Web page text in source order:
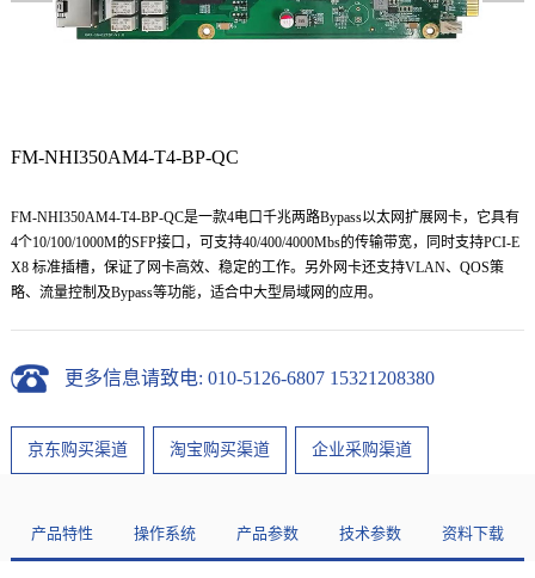
FM-NHI350AM4-T4-BP-QC
FM-NHI350AM4-T4-BP-QC是一款4电口千兆两路Bypass以太网扩展网卡，它具有
4个10/100/1000M的SFP接口，可支持40/400/4000Mbs的传输带宽，同时支持PCI-E
X8 标准插槽，保证了网卡高效、稳定的工作。另外网卡还支持VLAN、QOS策
略、流量控制及Bypass等功能，适合中大型局域网的应用。
更多信息请致电: 010-5126-6807 15321208380
京东购买渠道 淘宝购买渠道 企业采购渠道
产品特性 操作系统 产品参数 技术参数 资料下载